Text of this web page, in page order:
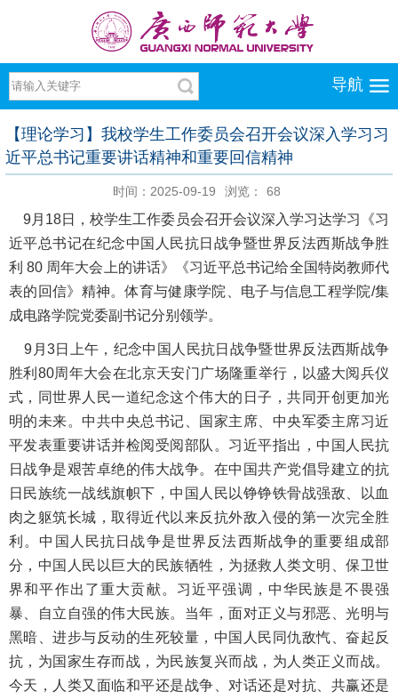
导航
【理论学习】我校学生工作委员会召开会议深入学习习
近平总书记重要讲话精神和重要回信精神
时间：2025-09-19 浏览： 68
9月18日，校学生工作委员会召开会议深入学习达学习《习
近平总书记在纪念中国人民抗日战争暨世界反法西斯战争胜
利 80 周年大会上的讲话》《习近平总书记给全国特岗教师代
表的回信》精神。体育与健康学院、电子与信息工程学院/集
成电路学院党委副书记分别领学。
9月3日上午，纪念中国人民抗日战争暨世界反法西斯战争
胜利80周年大会在北京天安门广场隆重举行，以盛大阅兵仪
式，同世界人民一道纪念这个伟大的日子，共同开创更加光
明的未来。中共中央总书记、国家主席、中央军委主席习近
平发表重要讲话并检阅受阅部队。习近平指出，中国人民抗
日战争是艰苦卓绝的伟大战争。在中国共产党倡导建立的抗
日民族统一战线旗帜下，中国人民以铮铮铁骨战强敌、以血
肉之躯筑长城，取得近代以来反抗外敌入侵的第一次完全胜
利。中国人民抗日战争是世界反法西斯战争的重要组成部
分，中国人民以巨大的民族牺牲，为拯救人类文明、保卫世
界和平作出了重大贡献。习近平强调，中华民族是不畏强
暴、自立自强的伟大民族。当年，面对正义与邪恶、光明与
黑暗、进步与反动的生死较量，中国人民同仇敌忾、奋起反
抗，为国家生存而战，为民族复兴而战，为人类正义而战。
今天，人类又面临和平还是战争、对话还是对抗、共赢还是